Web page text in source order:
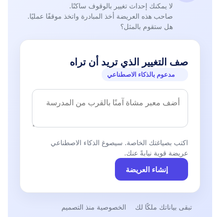
لا يمكنك إحداث تغيير بالوقوف ساكنًا.
صاحب هذه العريضة أخذ المبادرة واتخذ موقفًا عمليًا.
هل ستقوم بالمثل؟
صف التغيير الذي تريد أن تراه
مدعوم بالذكاء الاصطناعي
اكتب بصياغتك الخاصة. سيصوغ الذكاء الاصطناعي
عريضة قوية نيابةً عنك.
إنشاء العريضة
تبقى بياناتك ملكًا لك الخصوصية منذ التصميم